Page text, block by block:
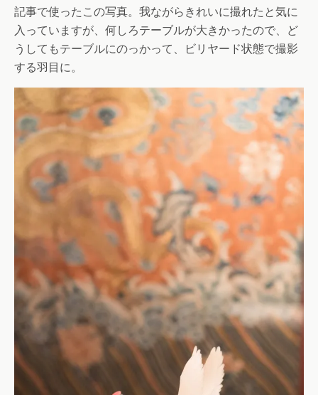
記事で使ったこの写真。我ながらきれいに撮れたと気に
入っていますが、何しろテーブルが大きかったので、ど
うしてもテーブルにのっかって、ビリヤード状態で撮影
する羽目に。